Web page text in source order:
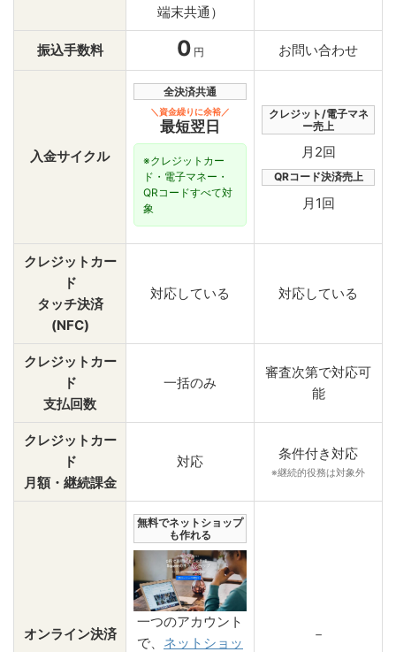
端末共通）
振込手数料 0 円 お問い合わせ
入金サイクル
全決済共通
＼資金繰りに余裕／
最短翌日
※クレジットカー
ド・電子マネー・
QRコードすべて対
象
クレジット/電子マネ
ー売上
月2回
QRコード決済売上
月1回
クレジットカー
ド
タッチ決済
(NFC)
対応している 対応している
クレジットカー
ド
支払回数
一括のみ
審査次第で対応可
能
クレジットカー
ド
月額・継続課金
対応 条件付き対応
※継続的役務は対象外
オンライン決済
無料でネットショップ
も作れる
一つのアカウント
で、 ネットショッ
－